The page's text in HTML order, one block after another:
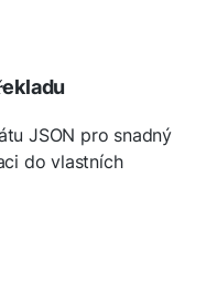
JSON pro snadný
do vlastních